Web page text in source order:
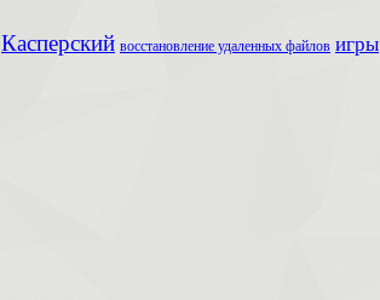
Касперский восстановление удаленных файлов игры